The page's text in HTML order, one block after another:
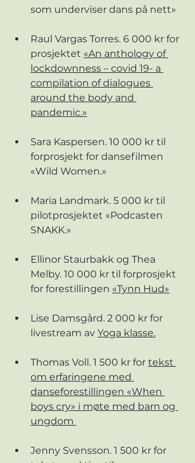
som underviser dans på nett»
Raul Vargas Torres. 6 000 kr for
prosjektet «An anthology of
lockdownness – covid 19- a
compilation of dialogues
around the body and
pandemic.»
Sara Kaspersen. 10 000 kr til
forprosjekt for dansefilmen
«Wild Women.»
Maria Landmark. 5 000 kr til
pilotprosjektet «Podcasten
SNAKK.»
Ellinor Staurbakk og Thea
Melby. 10 000 kr til forprosjekt
for forestillingen «Tynn Hud»
Lise Damsgård. 2 000 kr for
livestream av Yoga klasse.
Thomas Voll. 1 500 kr for tekst
om erfaringene med
danseforestillingen «When
boys cry» i møte med barn og
ungdom
Jenny Svensson. 1 500 kr for